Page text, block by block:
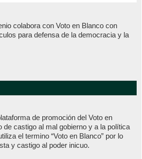
colabora con Voto en Blanco con
para defensa de la democracia y la
de promoción del Voto en
de castigo al mal gobierno y a la política
el termino “Voto en Blanco” por lo
y castigo al poder inicuo.